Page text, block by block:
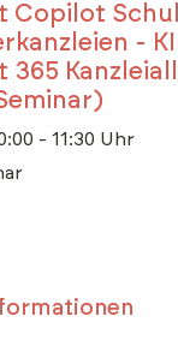
Copilot
-
365
- 11:30 Uhr